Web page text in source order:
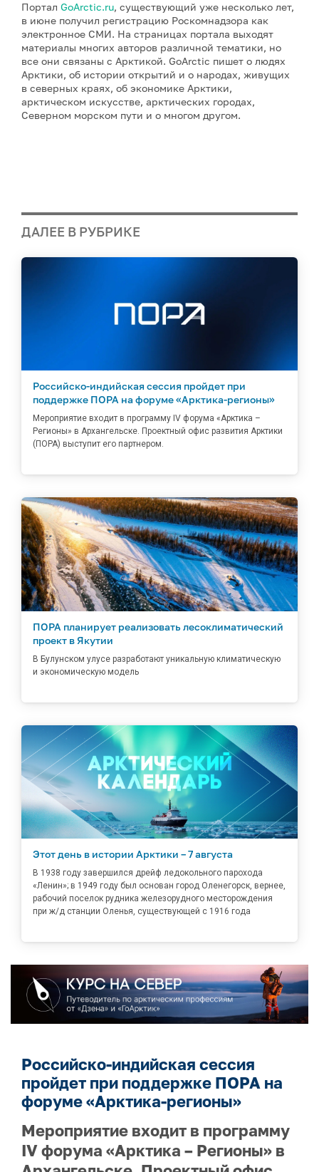
Портал GoArctic.ru, существующий уже несколько лет,
в июне получил регистрацию Роскомнадзора как
электронное СМИ. На страницах портала выходят
материалы многих авторов различной тематики, но
все они связаны с Арктикой. GoArctic пишет о людях
Арктики, об истории открытий и о народах, живущих
в северных краях, об экономике Арктики,
арктическом искусстве, арктических городах,
Северном морском пути и о многом другом.
ДАЛЕЕ В РУБРИКЕ
Российско-индийская сессия пройдет при
поддержке ПОРА на форуме «Арктика-регионы»
Мероприятие входит в программу IV форума «Арктика –
Регионы» в Архангельске. Проектный офис развития Арктики
(ПОРА) выступит его партнером.
ПОРА планирует реализовать лесоклиматический
проект в Якутии
В Булунском улусе разработают уникальную климатическую
и экономическую модель
Этот день в истории Арктики – 7 августа
В 1938 году завершился дрейф ледокольного парохода
«Ленин»; в 1949 году был основан город Оленегорск, вернее,
рабочий поселок рудника железорудного месторождения
при ж/д станции Оленья, существующей с 1916 года
Российско-индийская сессия
пройдет при поддержке ПОРА на
форуме «Арктика-регионы»
Мероприятие входит в программу
IV форума «Арктика – Регионы» в